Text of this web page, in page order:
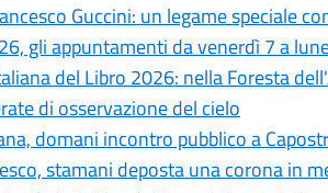
Guccini: un legame speciale
gli appuntamenti da venerdì 7 a
del Libro 2026: nella Foresta
di osservazione del cielo
domani incontro pubblico a
stamani deposta una corona in